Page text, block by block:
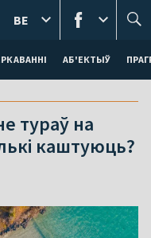
АБ'ЕКТЫЎ
BE
тураў на
каштуюць?